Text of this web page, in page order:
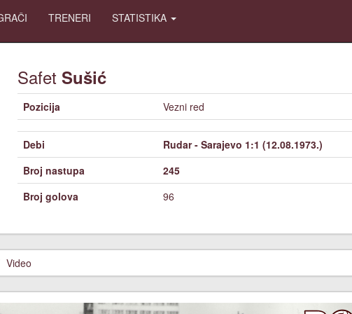
TRENERI STATISTIKA
Safet Sušić
Pozicija Vezni red
Debi
Rudar - Sarajevo 1:1 (12.08.1973.)
Broj nastupa
245
Broj golova
96
Video